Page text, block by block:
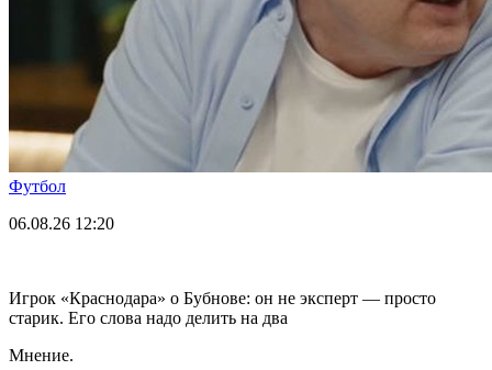
Футбол
06.08.26 12:20
Игрок «Краснодара» о Бубнове: он не эксперт — просто
старик. Его слова надо делить на два
Мнение.